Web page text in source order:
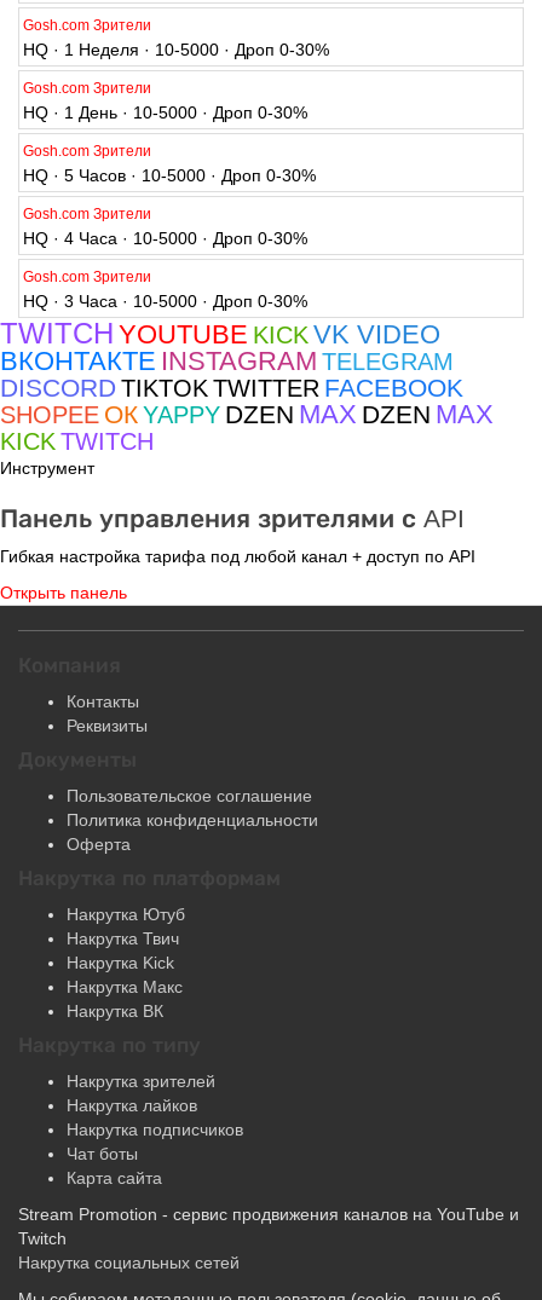
Gosh.com Зрители
HQ · 1 Неделя · 10-5000 · Дроп 0-30%
Gosh.com Зрители
HQ · 1 День · 10-5000 · Дроп 0-30%
Gosh.com Зрители
HQ · 5 Часов · 10-5000 · Дроп 0-30%
Gosh.com Зрители
HQ · 4 Часа · 10-5000 · Дроп 0-30%
Gosh.com Зрители
HQ · 3 Часа · 10-5000 · Дроп 0-30%
TWITCHYOUTUBEKICKVK VIDEO
ВКОНТАКТЕINSTAGRAMTELEGRAM
DISCORDTIKTOK TWITTER FACEBOOK
SHOPEE ОК YAPPY DZENMAX DZENMAX
KICKTWITCH
Инструмент
Реквизиты
Политика конфиденциальности
Оферта
Накрутка по платформам
Накрутка Твич
Накрутка Kick
Накрутка Макс
Накрутка ВК
Накрутка по типу
Накрутка лайков
Накрутка подписчиков
Чат боты
Карта сайта
Twitch
Накрутка социальных сетей